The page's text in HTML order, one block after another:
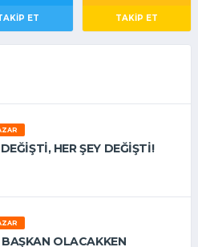
ET TAKİP ET
HER ŞEY DEĞIŞTI!
BAŞKAN OLACAKKEN